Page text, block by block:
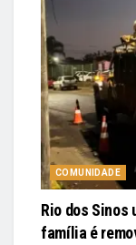
COMUNIDADE
Rio dos Sinos
família é